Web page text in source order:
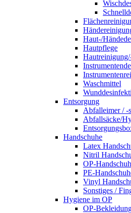
Haut-/
Hautpflege
Waschmittel
Entsorgung
Abfalleimer / -
Abfallsäcke/
Handschuhe
Latex
Nitril
OP-
PE-
Vinyl
Sonstiges /
Hygiene im OP
OP-